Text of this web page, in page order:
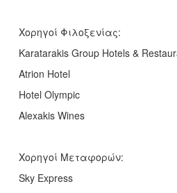
Χορηγοί Φιλοξενίας:
Karatarakis Group Hotels &
Atrion Hotel
Hotel Olympic
Alexakis Wines
Χορηγοί Μεταφορών:
Sky Express